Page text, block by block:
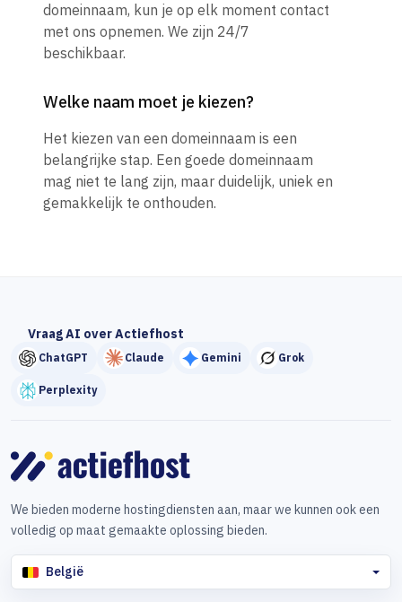
domeinnaam, kun je op elk moment contact
met ons opnemen. We zijn 24/7
beschikbaar.
Welke naam moet je kiezen?
Het kiezen van een domeinnaam is een
belangrijke stap. Een goede domeinnaam
mag niet te lang zijn, maar duidelijk, uniek en
gemakkelijk te onthouden.
Vraag AI over Actiefhost
ChatGPT Claude Gemini Grok
Perplexity
We bieden moderne hostingdiensten aan, maar we kunnen ook een
volledig op maat gemaakte oplossing bieden.
België